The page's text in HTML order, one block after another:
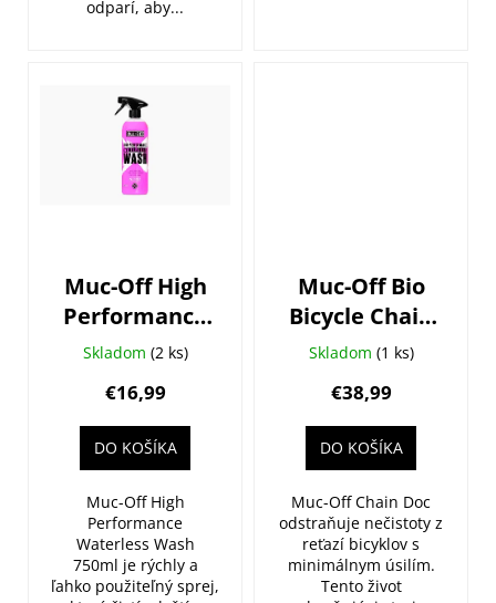
odparí, aby...
Muc-Off High
Performance
Waterless
Skladom (2 ks)
€16,99
DO KOŠÍKA
Muc-Off High
Performance
Waterless Wash
750ml je rýchly a
ľahko použiteľný sprej,
Muc-Off Bio
Bicycle Chain
Doc
Skladom (1 ks)
€38,99
DO KOŠÍKA
Muc-Off Chain Doc
odstraňuje nečistoty z
reťazí bicyklov s
minimálnym úsilím.
Tento život